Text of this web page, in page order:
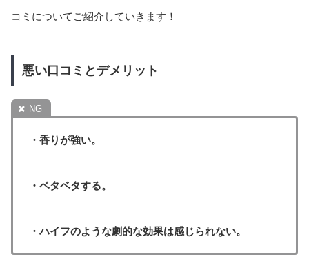
コミについてご紹介していきます！
悪い口コミとデメリット
・香りが強い。
・ベタベタする。
・ハイフのような劇的な効果は感じられない。